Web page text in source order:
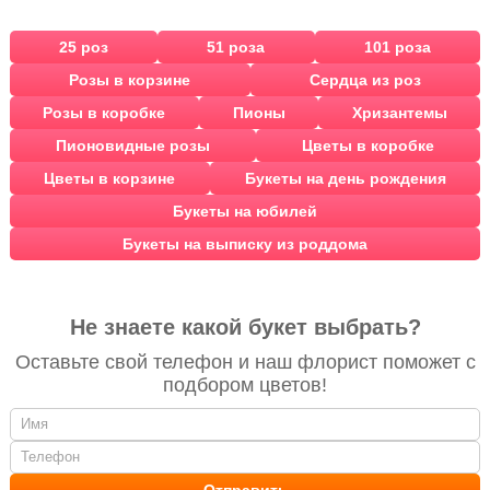
25 роз 51 роза
101 роза
Розы в корзине
Сердца из роз
Розы в коробке
Пионы
Хризантемы
Пионовидные розы
Цветы в коробке
Цветы в корзине
Букеты на день рождения
Букеты на юбилей
Букеты на выписку из роддома
Не знаете какой букет выбрать?
Оставьте свой телефон и наш флорист поможет с
подбором цветов!